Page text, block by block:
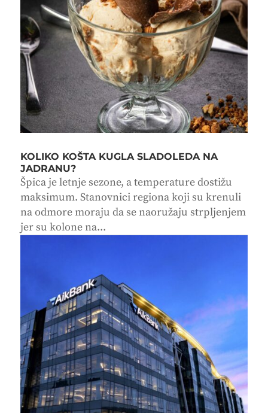
KOLIKO KOŠTA KUGLA SLADOLEDA NA
JADRANU?
Špica je letnje sezone, a temperature dostižu
maksimum. Stanovnici regiona koji su krenuli
na odmore moraju da se naoružaju strpljenjem
jer su kolone na...